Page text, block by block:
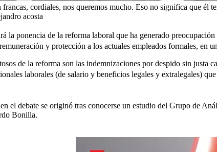
cordiales, nos queremos mucho. Eso no significa que
acosta
la ponencia de la reforma laboral que ha generado
y protección a los actuales empleados formales, en
de la reforma son las indemnizaciones por despido sin
laborales (de salario y beneficios legales y extralegales)
el debate se originó tras conocerse un estudio del Grupo de
Bonilla.